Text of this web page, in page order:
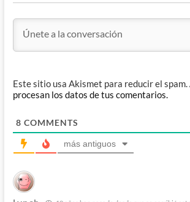
Este sitio usa Akismet para reducir el spam.
procesan los datos de tus comentarios.
8 COMMENTS
más antiguos